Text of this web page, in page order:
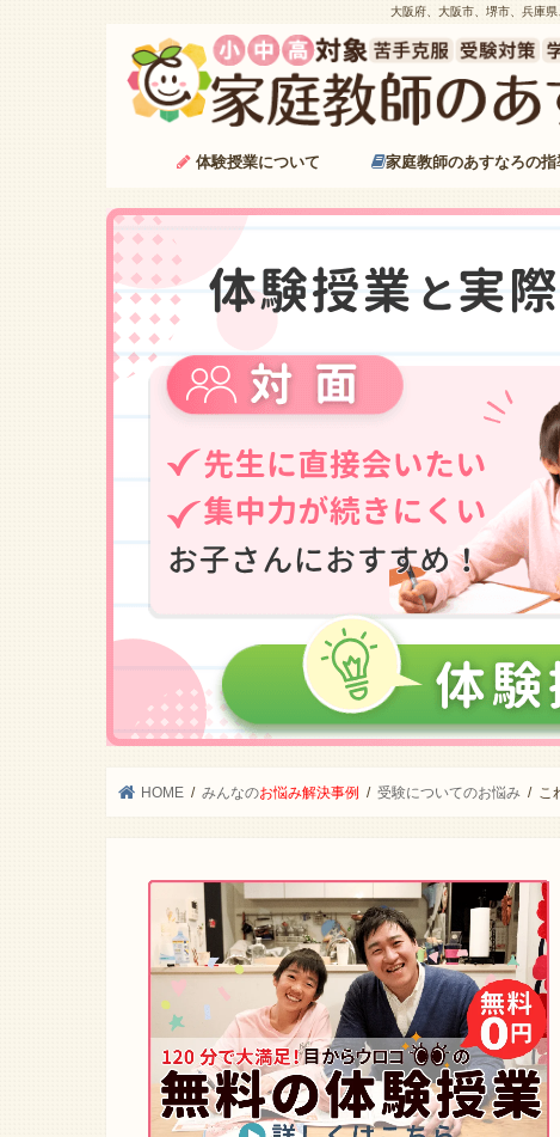
大阪府、大阪市、堺市、兵庫
体験授業について 家庭教師のあすなろの指
HOME みんなのお悩み解決事例 受験についてのお悩み こ